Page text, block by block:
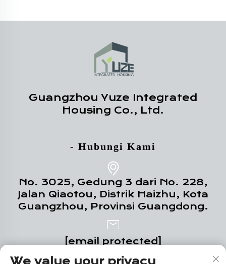
Guangzhou Yuze Integrated
Housing Co., Ltd.
- Hubungi Kami
No. 3025, Gedung 3 dari No. 228,
Jalan Qiaotou, Distrik Haizhu, Kota
Guangzhou, Provinsi Guangdong.
[email protected]